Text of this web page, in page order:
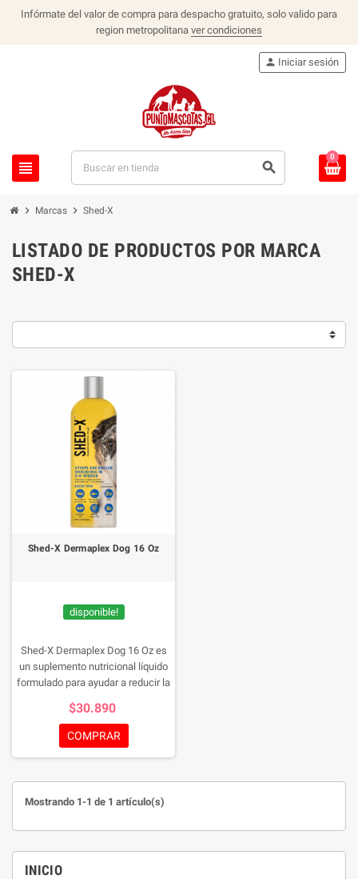
Infórmate del valor de compra para despacho gratuito, solo valido para
region metropolitana ver condiciones
view_headline search
person Iniciar sesión
0
chevron_right Marcas chevron_right Shed-X
INICIO
LISTADO DE PRODUCTOS POR MARCA
SHED-X
Shed-X Dermaplex Dog 16 Oz
disponible!
Shed-X Dermaplex Dog 16 Oz es
un suplemento nutricional líquido
formulado para ayudar a reducir la
promover una piel sana en perros
de todas las edades y razas. Su
fórmula 100% natural contiene
3 y Omega 6, vitaminas, minerales
y antioxidantes que actúan desde
el interior para fortalecer la piel,
$30.890
COMPRAR
Mostrando 1-1 de 1 artículo(s)